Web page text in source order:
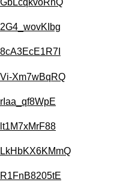
Xm7wBqRQ